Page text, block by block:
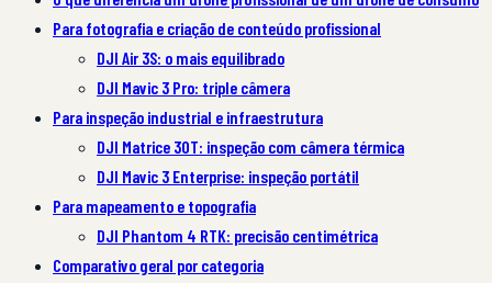
Para fotografia e criação de conteúdo profissional
DJI Air 3S: o mais equilibrado
DJI Mavic 3 Pro: triple câmera
Para inspeção industrial e infraestrutura
DJI Matrice 30T: inspeção com câmera térmica
DJI Mavic 3 Enterprise: inspeção portátil
Para mapeamento e topografia
DJI Phantom 4 RTK: precisão centimétrica
Comparativo geral por categoria